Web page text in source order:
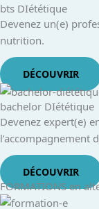
bts DIététique
Devenez un(e)
nutrition.
DÉCOUVRIR
bachelor DIététique
Devenez expert(e)
l’accompagnement
DÉCOUVRIR
FORMATIONS en